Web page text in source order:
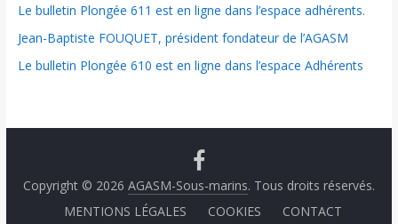
Le bulletin Plongée 611 est en ligne dans l’espace adhérents.
Jean-Baptiste FOUQUET, président fondateur de l’AGASM
Le bulletin Plongée 610 est en ligne dans l’espace Adhérents
Copyright © 2026 AGASM-Sous-marins. Tous droits réservés.
MENTIONS LÉGALES
COOKIES CONTACT